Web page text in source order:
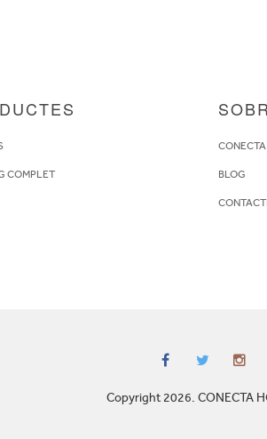
COMPLET BLOG
Copyright 2026. CONECTA